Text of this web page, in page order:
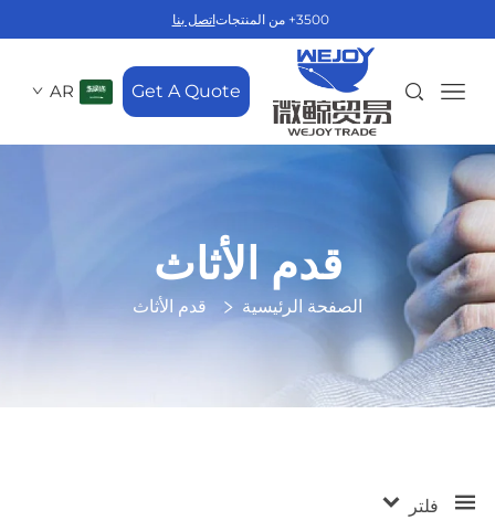
3500+ من المنتجات اتصل بنا
Get A Quote
AR
قدم الأثاث
الصفحة الرئيسية قدم الأثاث
فلتر